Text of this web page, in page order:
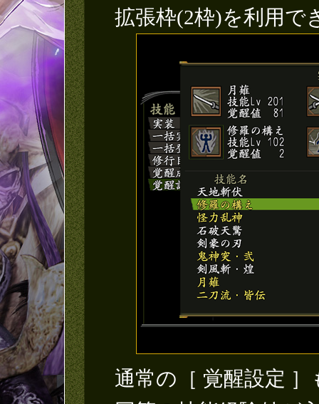
拡張枠(2枠)を利用で
通常の［ 覚醒設定